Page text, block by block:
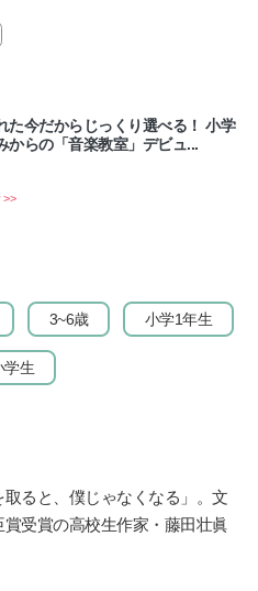
た今だからじっくり選べる！ 小学
からの「音楽教室」デビュ...
>>
3~6歳 小学1年生
学生
取ると、僕じゃなくなる」。文
賞受賞の高校生作家・藤田壮眞